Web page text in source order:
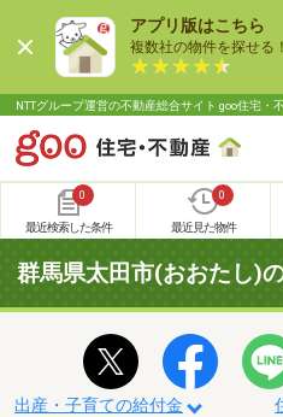
アプリ版はこちら
複数社の物件を探せる！
NTTグループ運営の不動産総合サイト goo住宅・
0
最近検索した条件
0
最近見た物件
群馬県太田市(おおたし)
出産・子育ての給付金